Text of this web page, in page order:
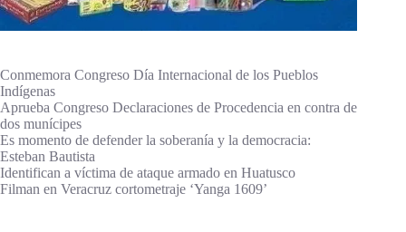
Conmemora Congreso Día Internacional de los Pueblos
Indígenas
Aprueba Congreso Declaraciones de Procedencia en contra de
dos munícipes
Es momento de defender la soberanía y la democracia:
Esteban Bautista
Identifican a víctima de ataque armado en Huatusco
Filman en Veracruz cortometraje ‘Yanga 1609’